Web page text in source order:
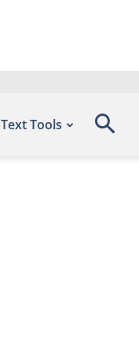
Text Tools